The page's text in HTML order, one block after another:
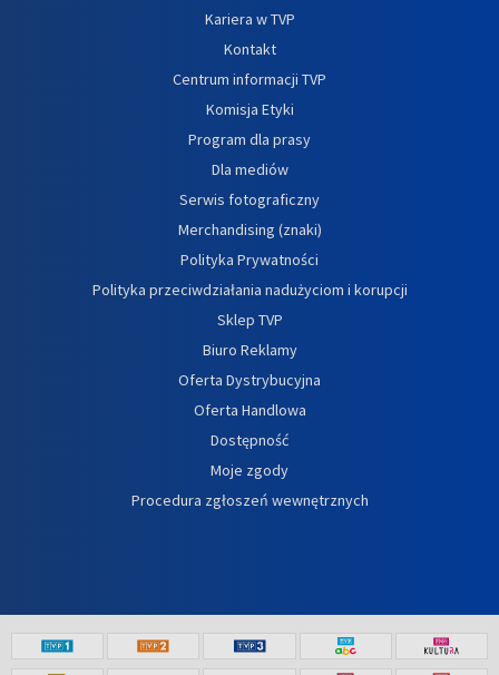
Kariera w TVP
Kontakt
Centrum informacji TVP
Komisja Etyki
Program dla prasy
Dla mediów
Serwis fotograficzny
Merchandising (znaki)
Polityka Prywatności
Polityka przeciwdziałania nadużyciom i korupcji
Sklep TVP
Biuro Reklamy
Oferta Dystrybucyjna
Oferta Handlowa
Dostępność
Moje zgody
Procedura zgłoszeń wewnętrznych